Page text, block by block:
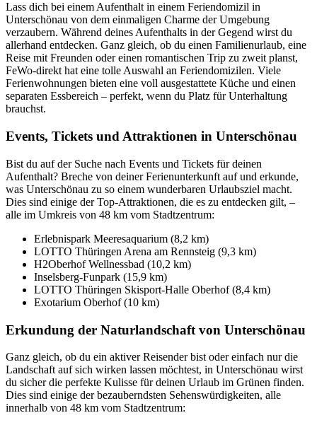
Lass dich bei einem Aufenthalt in einem Feriendomizil in
Unterschönau von dem einmaligen Charme der Umgebung
verzaubern. Während deines Aufenthalts in der Gegend wirst du
allerhand entdecken. Ganz gleich, ob du einen Familienurlaub, eine
Reise mit Freunden oder einen romantischen Trip zu zweit planst,
FeWo-direkt hat eine tolle Auswahl an Feriendomizilen. Viele
Ferienwohnungen bieten eine voll ausgestattete Küche und einen
separaten Essbereich – perfekt, wenn du Platz für Unterhaltung
brauchst.
Events, Tickets und Attraktionen in Unterschönau
Bist du auf der Suche nach Events und Tickets für deinen
Aufenthalt? Breche von deiner Ferienunterkunft auf und erkunde,
was Unterschönau zu so einem wunderbaren Urlaubsziel macht.
Dies sind einige der Top-Attraktionen, die es zu entdecken gilt, –
alle im Umkreis von 48 km vom Stadtzentrum:
Erlebnispark Meeresaquarium (8,2 km)
LOTTO Thüringen Arena am Rennsteig (9,3 km)
H2Oberhof Wellnessbad (10,2 km)
Inselsberg-Funpark (15,9 km)
LOTTO Thüringen Skisport-Halle Oberhof (8,4 km)
Exotarium Oberhof (10 km)
Erkundung der Naturlandschaft von Unterschönau
Ganz gleich, ob du ein aktiver Reisender bist oder einfach nur die
Landschaft auf sich wirken lassen möchtest, in Unterschönau wirst
du sicher die perfekte Kulisse für deinen Urlaub im Grünen finden.
Dies sind einige der bezauberndsten Sehenswürdigkeiten, alle
innerhalb von 48 km vom Stadtzentrum: